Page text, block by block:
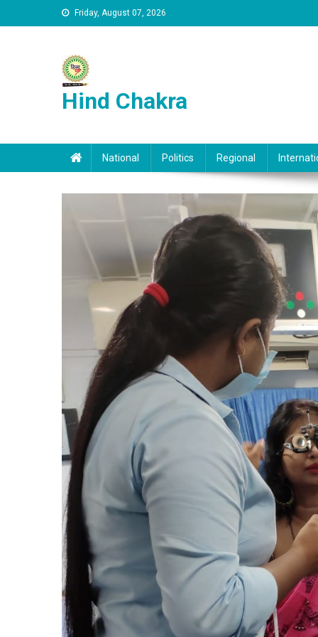
Skip to content Friday, August 07, 2026
Hind Chakra
National Politics Regional